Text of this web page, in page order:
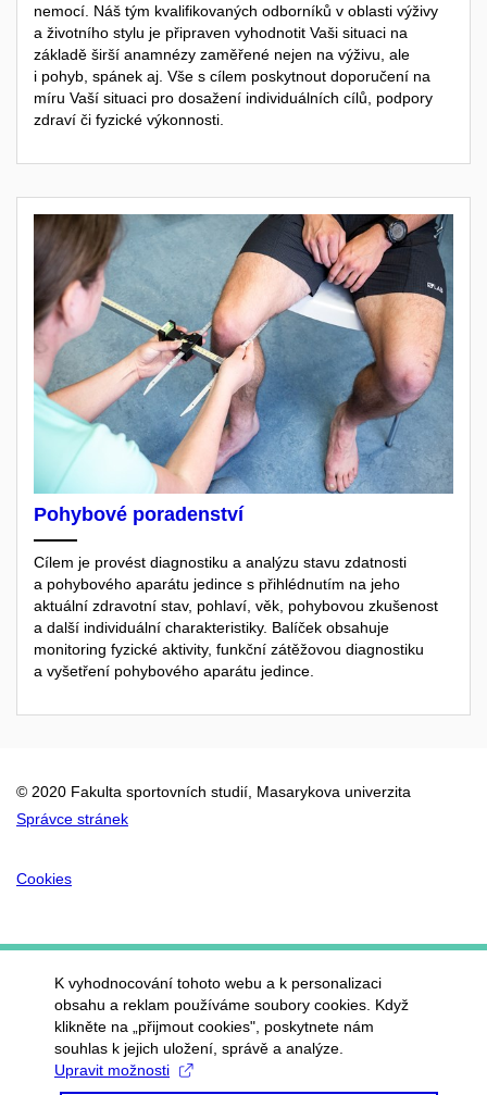
nemocí. Náš tým kvalifikovaných odborníků v oblasti výživy
a životního stylu je připraven vyhodnotit Vaši situaci na
základě širší anamnézy zaměřené nejen na výživu, ale
i pohyb, spánek aj. Vše s cílem poskytnout doporučení na
míru Vaší situaci pro dosažení individuálních cílů, podpory
zdraví či fyzické výkonnosti.
Pohybové poradenství
Cílem je provést diagnostiku a analýzu stavu zdatnosti
a pohybového aparátu jedince s přihlédnutím na jeho
aktuální zdravotní stav, pohlaví, věk, pohybovou zkušenost
a další individuální charakteristiky. Balíček obsahuje
monitoring fyzické aktivity, funkční zátěžovou diagnostiku
a vyšetření pohybového aparátu jedince.
© 2020 Fakulta sportovních studií, Masarykova univerzita
Správce stránek
Cookies
K vyhodnocování tohoto webu a k personalizaci
obsahu a reklam používáme soubory cookies. Když
klikněte na „přijmout cookies", poskytnete nám
souhlas k jejich uložení, správě a analýze.
Upravit možnosti